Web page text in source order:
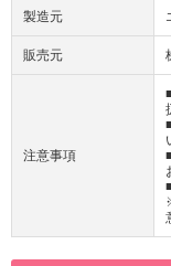
製造元
販売元
注意事項